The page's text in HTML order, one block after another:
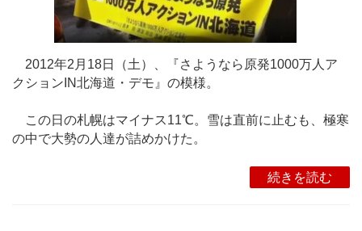
2012年2月18日（土）、『さようなら原発1000万人ア
クションIN北海道・デモ』の模様。
この日の札幌はマイナス11℃。雪は直前に止むも、極寒
の中で大勢の人達が詰めかけた。
続きを読む